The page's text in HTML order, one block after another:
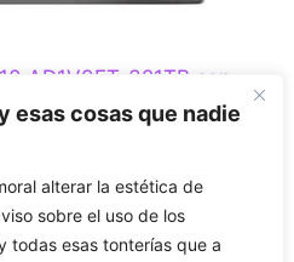
esas cosas que nadie
alterar la estética de
sobre el uso de los
todas esas tonterías que a
AD1V9ET-321TB con
32 GB di RAM e 1 TB
sistema operativo